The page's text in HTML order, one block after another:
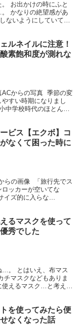
お出かけの時にふと
かなりの絶望感があ
ないようにしていて
ルネイルに注意！
素飽和度が測れな
ACからの写真 季節の変
すい時期になりまし
中学校時代のほとんど
ビス【エクボ】コ
なくて困った時に
らの画像 「旅行先でス
ッカーが空いてな
イズ的に入らな
るマスクを使って
秀でした
…。 とはいえ、布マス
チマスクなどもありま
使えるマスク…と考える
を使ってみたら便
なくなった話